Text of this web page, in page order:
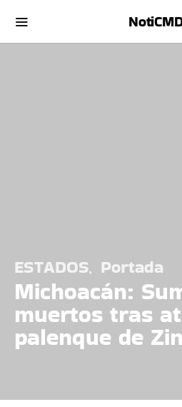
ESTADOS Portada
Michoacán:
muertos tras
palenque de